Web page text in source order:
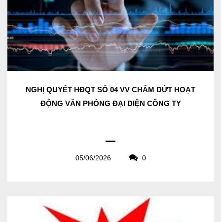
NGHỊ QUYẾT HĐQT SỐ 04 VV CHẤM DỨT HOẠT
ĐỘNG VĂN PHÒNG ĐẠI DIỆN CÔNG TY
05/06/2026 0